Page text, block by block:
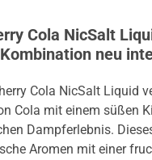
Cola NicSalt
neu
Cola NicSalt Liquid
Cola mit einem süßen
Dampferlebnis.
Aromen mit einer